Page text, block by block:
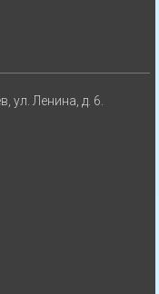
ул. Ленина, д. 6.